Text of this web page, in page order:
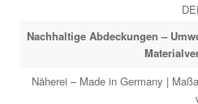
Nachhaltige Abdeckungen –
Näherei – Made in Germany |